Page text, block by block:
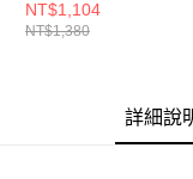
袖洋裝
CH211284M062
NT$1,104
NT$1,380
詳細說